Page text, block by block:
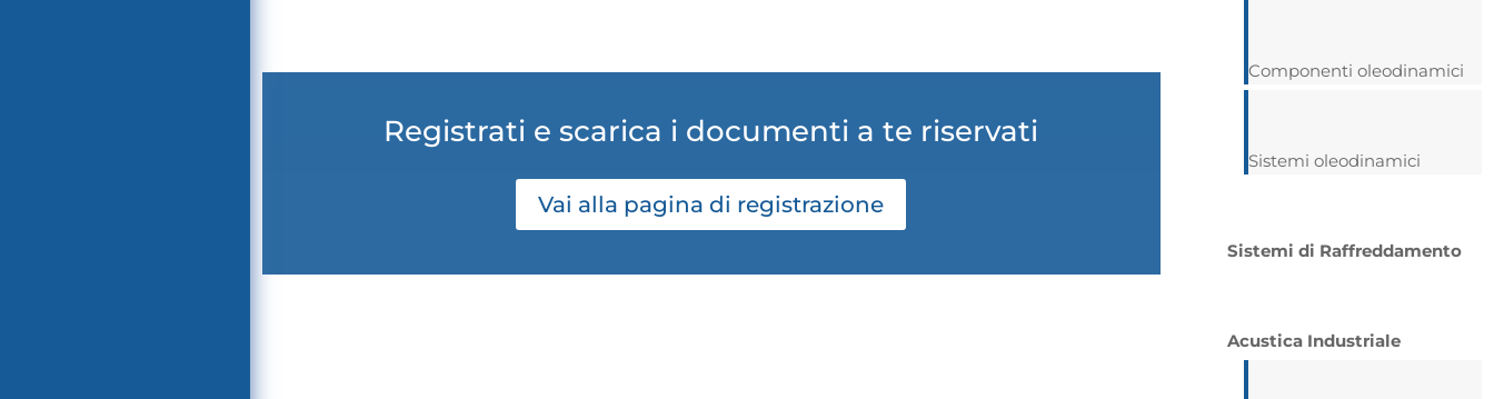
Registrati e scarica i documenti a te riservati
Vai alla pagina di registrazione
Componenti oleodinamici
Sistemi oleodinamici
Sistemi di Raffreddamento
Acustica Industriale